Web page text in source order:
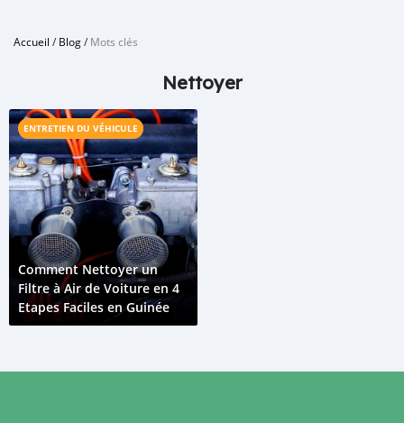
Accueil /Blog/Mots clés
Nettoyer
ENTRETIEN DU VÉHICULE
Comment Nettoyer un
Filtre à Air de Voiture en 4
Etapes Faciles en Guinée